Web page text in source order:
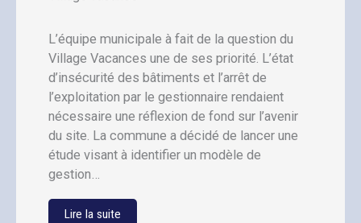
L’équipe municipale à fait de la question du
Village Vacances une de ses priorité. L’état
d’insécurité des bâtiments et l’arrêt de
l’exploitation par le gestionnaire rendaient
nécessaire une réflexion de fond sur l’avenir
du site. La commune a décidé de lancer une
étude visant à identifier un modèle de
gestion…
Lire la suite